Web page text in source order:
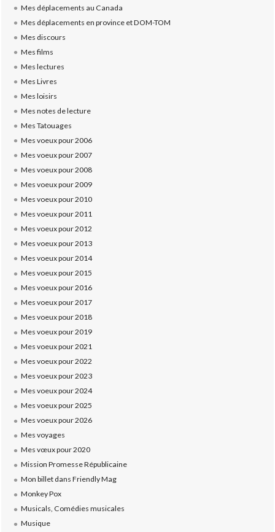
Mes déplacements au Canada
Mes déplacements en province et DOM-TOM
Mes discours
Mes films
Mes lectures
Mes Livres
Mes loisirs
Mes notes de lecture
Mes Tatouages
Mes voeux pour 2006
Mes voeux pour 2007
Mes voeux pour 2008
Mes voeux pour 2009
Mes voeux pour 2010
Mes voeux pour 2011
Mes voeux pour 2012
Mes voeux pour 2013
Mes voeux pour 2014
Mes voeux pour 2015
Mes voeux pour 2016
Mes voeux pour 2017
Mes voeux pour 2018
Mes voeux pour 2019
Mes voeux pour 2021
Mes voeux pour 2022
Mes voeux pour 2023
Mes voeux pour 2024
Mes voeux pour 2025
Mes voeux pour 2026
Mes voyages
Mes vœux pour 2020
Mission Promesse Républicaine
Mon billet dans Friendly Mag
Monkey Pox
Musicals, Comédies musicales
Musique